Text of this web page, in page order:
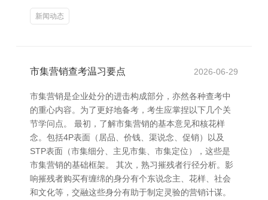
新闻动态
市集营销查考温习要点 2026-06-29
市集营销是企业处分的进击构成部分，亦然各种查考中
的重心内容。为了更好地备考，考生应掌捏以下几个关
节学问点。 最初，了解市集营销的基本意见和核花样
念。包括4P表面（居品、价钱、渠说念、促销）以及
STP表面（市集细分、主见市集、市集定位），这些是
市集营销的基础框架。 其次，熟习摧残者行径分析。影
响摧残者购买有缠绵的身分有个东说念主、花样、社会
和文化等，交融这些身分有助于制定灵验的营销计谋。